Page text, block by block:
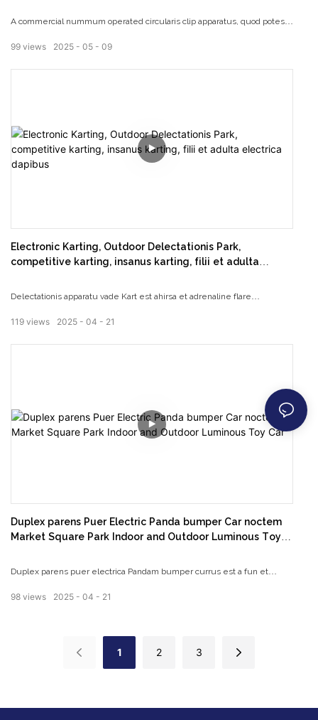
A commercial nummum operated circularis clip apparatus, quod potest
2025 05 09
99 views
Electronic Karting, Outdoor Delectationis Park,
competitive karting, insanus karting, filii et adulta
Delectationis apparatu vade Kart est ahirsa et adrenaline flare
excitando et fun actum pro pueris et adultis.
2025 04 21
119 views
Duplex parens Puer Electric Panda bumper Car noctem
Market Square Park Indoor and Outdoor Luminous Toy
Duplex parens puer electrica Pandam bumper currus est a fun et
quadratum parcum, aut ludere area.
2025 04 21
98 views
1 2 3